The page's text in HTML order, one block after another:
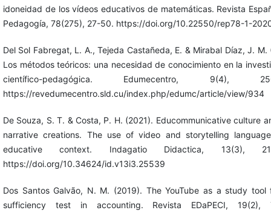
idoneidad de los vídeos educativos de matemáticas. Revista
Pedagogía, 78(275), 27-50. https://doi.org/10.22550/rep78-1-
Del Sol Fabregat, L. A., Tejeda Castañeda, E. & Mirabal Díaz, J. M.
Los métodos teóricos: una necesidad de conocimiento en la
científico-pedagógica. Edumecentro, 9(4),
https://revedumecentro.sld.cu/index.php/edumc/article/view/934
De Souza, S. T. & Costa, P. H. (2021). Educommunicative culture
narrative creations. The use of video and storytelling
educative context. Indagatio Didactica, 13(3),
https://doi.org/10.34624/id.v13i3.25539
Dos Santos Galvão, N. M. (2019). The YouTube as a study tool
sufficiency test in accounting. Revista EDaPECI, 19(2),